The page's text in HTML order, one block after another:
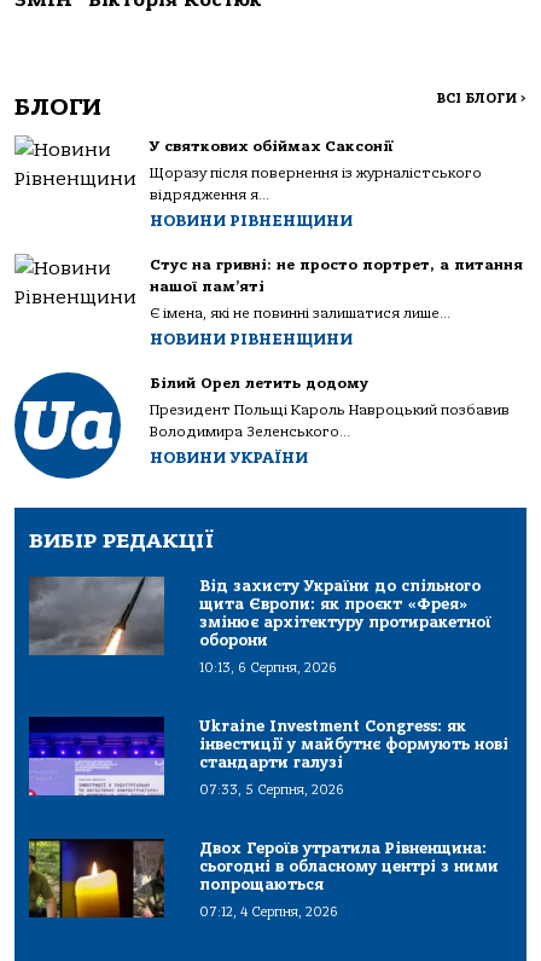
БЛОГИ ВСІ БЛОГИ >
У святкових обіймах Саксонії
Щоразу після повернення із журналістського
відрядження я...
НОВИНИ РІВНЕНЩИНИ
Стус на гривні: не просто портрет, а питання
нашої пам’яті
Є імена, які не повинні залишатися лише...
НОВИНИ РІВНЕНЩИНИ
Білий Орел летить додому
Президент Польщі Кароль Навроцький позбавив
Володимира Зеленського...
НОВИНИ УКРАЇНИ
ВИБІР РЕДАКЦІЇ
Від захисту України до спільного
щита Європи: як проєкт «Фрея»
змінює архітектуру протиракетної
оборони
10:13, 6 Серпня, 2026
Ukraine Investment Congress: як
інвестиції у майбутнє формують нові
стандарти галузі
07:33, 5 Серпня, 2026
Двох Героїв утратила Рівненщина:
сьогодні в обласному центрі з ними
попрощаються
07:12, 4 Серпня, 2026